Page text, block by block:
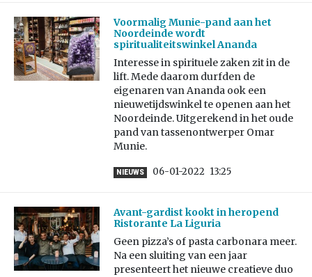
Voormalig Munie-pand aan het
Noordeinde wordt
spiritualiteitswinkel Ananda
Interesse in spirituele zaken zit in de
lift. Mede daarom durfden de
eigenaren van Ananda ook een
nieuwetijdswinkel te openen aan het
Noordeinde. Uitgerekend in het oude
pand van tassenontwerper Omar
Munie.
NIEUWS 06-01-2022 13:25
Avant-gardist kookt in heropend
Ristorante La Liguria
Geen pizza’s of pasta carbonara meer.
Na een sluiting van een jaar
presenteert het nieuwe creatieve duo